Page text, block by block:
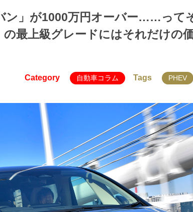
ン」が1000万円オーバー……って
最上級グレードにはそれだけの
Category 自動車コラム Tags PHEV